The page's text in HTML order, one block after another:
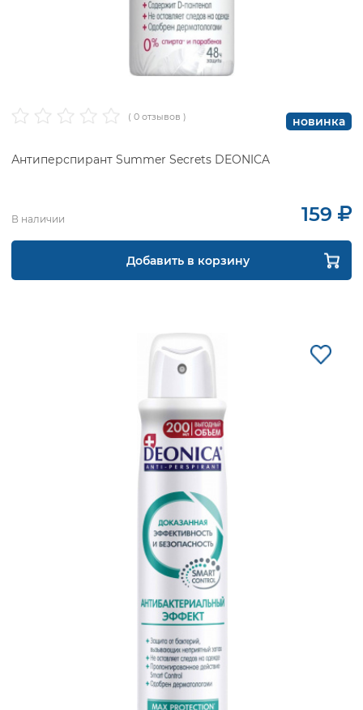
( 0 отзывов ) новинка
Антиперспирант Summer Secrets DEONICA
В наличии 159
Добавить в корзину